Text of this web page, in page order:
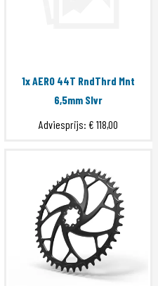
1x AERO 44T RndThrd Mnt
6,5mm Slvr
Adviesprijs: € 118,00